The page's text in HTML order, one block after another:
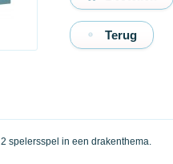
Terug
spelersspel in een drakenthema.